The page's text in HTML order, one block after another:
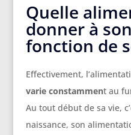
Quelle
donner à
fonction de
Effectivement,
varie constamment au
Au tout début de sa vie,
naissance, son